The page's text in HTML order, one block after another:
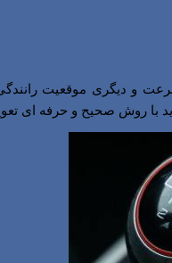
و دیگری موقعیت
با روش صحیح و حرفه ای